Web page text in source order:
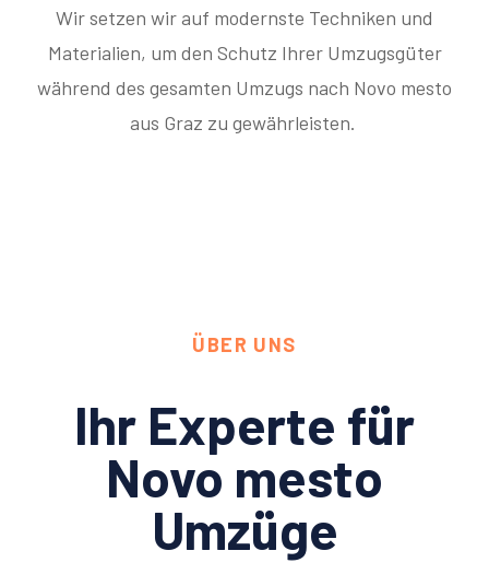
Wir setzen wir auf modernste Techniken und
Materialien, um den Schutz Ihrer Umzugsgüter
während des gesamten Umzugs nach Novo mesto
aus Graz zu gewährleisten.
ÜBER UNS
Ihr Experte für
Novo mesto
Umzüge